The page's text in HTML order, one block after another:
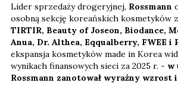
Lider sprzedaży drogeryjnej, Rossmann
osobną sekcję koreańskich kosmetyków
TIRTIR, Beauty of Joseon, Biodance,
Anua, Dr. Althea, Eqqualberry, FWEE i
ekspansja kosmetyków made in Korea
wynikach finansowych sieci za 2025 r. - w
Rossmann zanotował wyraźny